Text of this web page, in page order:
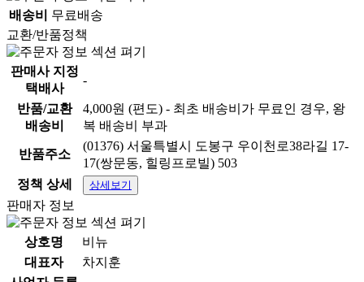
배송비
무료배송
교환/반품정책
판매사 지정
택배사
-
반품/교환
배송비
4,000원 (편도) - 최초 배송비가 무료인 경우, 왕
복 배송비 부과
반품주소
(01376) 서울특별시 도봉구 우이천로38라길 17-
17(쌍문동, 힐링프로빌) 503
정책 상세
상세보기
판매자 정보
상호명
비뉴
대표자
차지훈